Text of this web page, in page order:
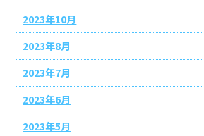
2023年10月
2023年8月
2023年7月
2023年6月
2023年5月